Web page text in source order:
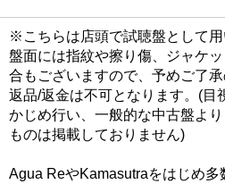
※こちらは店頭で試聴盤として用
盤面には指紋や擦り傷、ジャケ
合もございますので、予めご了承
返品/返金は不可となります。(目
かじめ行い、一般的な中古盤よ
ものは掲載しておりません)
Agua ReやKamasutraをはじめ